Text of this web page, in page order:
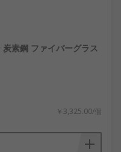
素鋼 ファイバーグラス
￥3,325.00/個